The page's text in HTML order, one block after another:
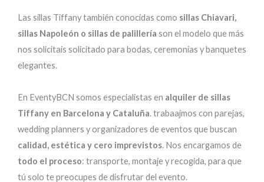
Las sillas Tiffany también conocidas como sillas Chiavari,
sillas Napoleón o sillas de palillería son el modelo que más
nos solicitais solicitado para bodas, ceremonias y banquetes
elegantes.
En EventyBCN somos especialistas en alquiler de sillas
Tiffany en Barcelona y Cataluña. trabaajmos con parejas,
wedding planners y organizadores de eventos que buscan
calidad, estética y cero imprevistos. Nos encargamos de
todo el proceso: transporte, montaje y recogida, para que
tú solo te preocupes de disfrutar del evento.